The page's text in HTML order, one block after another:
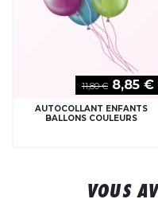
11,80 € 8,85 €
AUTOCOLLANT ENFANTS
BALLONS COULEURS
VOUS